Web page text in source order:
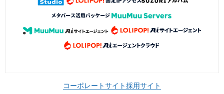
コーポレートサイト採用サイト